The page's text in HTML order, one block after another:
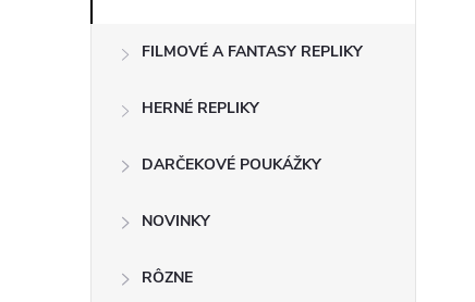
FILMOVÉ A FANTASY REPLIKY
HERNÉ REPLIKY
DARČEKOVÉ POUKÁŽKY
NOVINKY
RÔZNE